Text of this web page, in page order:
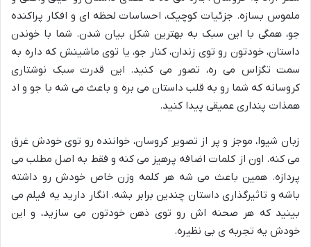
ملموس بسازه. جزئیات کوچیک، احساسات لحظه ای و افکار پراکنده
جو، همگی با این سبک به بهترین شکل بیان شدن. شما با خوندن
داستان، خودتون رو توی زندان، کنار جو، یا توی ماشینش که داره به
سمت تگزاس می ره، تصور می کنید. این قدرت سبک نوشتاری
کروسانه که شما رو به قلب داستان می بره و باعث می شه با جو و اد
همذات پنداری عمیقی پیدا کنید.
زبان شیوا، موجز و پر از تصویر کروسان، خواننده رو توی خودش غرق
می کنه. اون از کلمات اضافه پرهیز می کنه و فقط به اصل مطلب می
پردازه. همین باعث می شه هر کلمه وزن خاص خودش رو داشته
باشه و تاثیرگذاری داستان چندین برابر بشه. انگار دارید یه فیلم می
بینید که هر صحنه اش رو توی ذهن خودتون می سازید، و این
خودش یه تجربه ی بی نظیره.